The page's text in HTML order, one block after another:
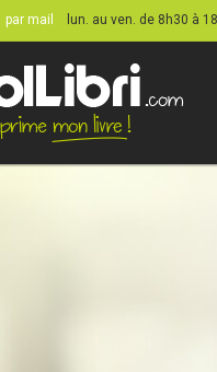
par mail lun. au ven. de 8h30 à